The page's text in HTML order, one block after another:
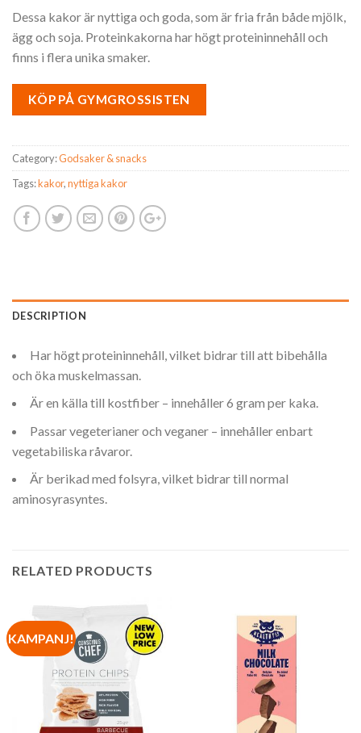
Dessa kakor är nyttiga och goda, som är fria från både mjölk,
ägg och soja. Proteinkakorna har högt proteininnehåll och
finns i flera unika smaker.
KÖP PÅ GYMGROSSISTEN
Category:Godsaker & snacks
Tags:kakor,nyttiga kakor
DESCRIPTION
Har högt proteininnehåll, vilket bidrar till att bibehålla
och öka muskelmassan.
Är en källa till kostfiber – innehåller 6 gram per kaka.
Passar vegeterianer och veganer – innehåller enbart
vegetabiliska råvaror.
Är berikad med folsyra, vilket bidrar till normal
aminosyrasyntes.
RELATED PRODUCTS
KAMPANJ!